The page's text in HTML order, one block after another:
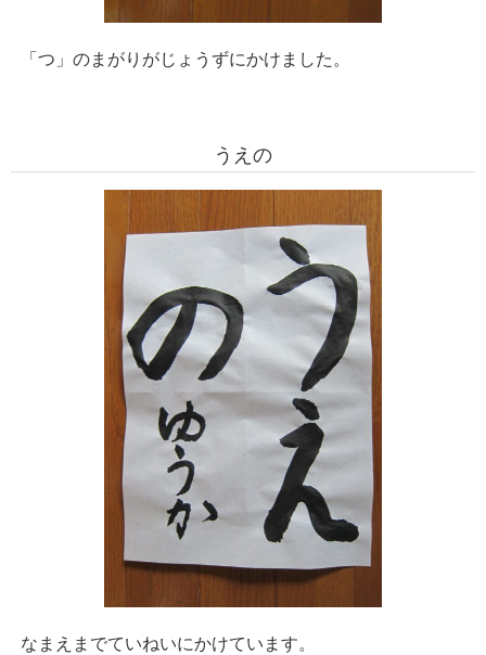
「つ」のまがりがじょうずにかけました。
うえの
なまえまでていねいにかけています。